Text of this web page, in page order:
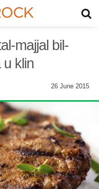
majjal bil-
u klin
26 June 2015